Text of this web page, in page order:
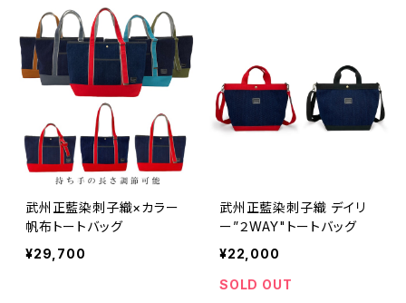
武州正藍染刺子織×カラー
帆布トートバッグ
¥29,700
武州正藍染刺子織 デイリ
ー”２WAY"トートバッグ
¥22,000
SOLD OUT